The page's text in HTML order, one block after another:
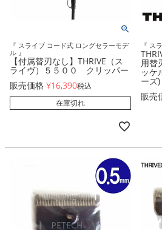
『 スライブ コード式 ロングセラーモデ
ル 』
【付属替刃なし】THRIVE（ス
ライヴ）５５００ クリッパー
販売価格 ¥16,390税込
在庫切れ
『 ス
用替
ッケ
ー
販売